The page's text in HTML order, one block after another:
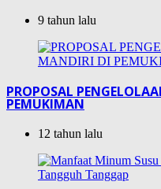
9 tahun lalu
PROPOSAL
PEMUKIMAN
12 tahun lalu